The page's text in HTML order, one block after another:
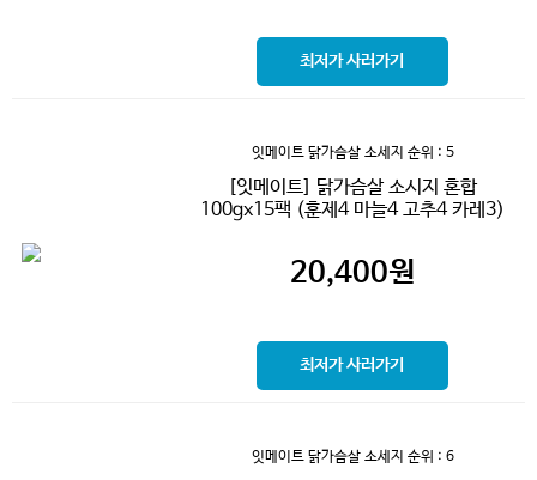
최저가 사러가기
잇메이트 닭가슴살 소세지 순위 : 5
[잇메이트] 닭가슴살 소시지 혼합
100gx15팩 (훈제4 마늘4 고추4 카레3)
20,400원
최저가 사러가기
잇메이트 닭가슴살 소세지 순위 : 6